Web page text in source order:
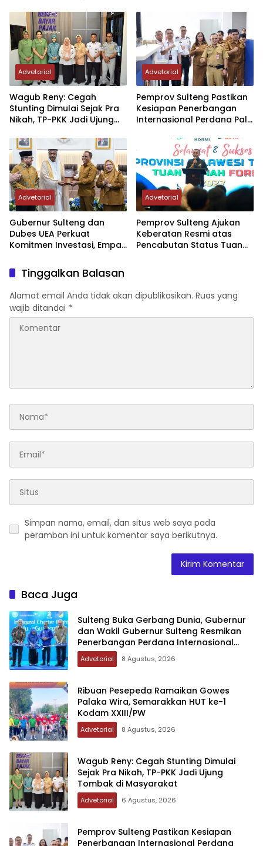
Perdana Internasional
Palu-Guangzhou
Advetorial
Wagub Reny: Cegah
Stunting Dimulai Sejak Pra
Nikah, TP-PKK Jadi Ujung
Advetorial
Pemprov Sulteng Pastikan
Kesiapan Penerbangan
Internasional Perdana Palu
Advetorial
Gubernur Sulteng dan
Dubes UEA Perkuat
Komitmen Investasi, Empat
Advetorial
Pemprov Sulteng Ajukan
Keberatan Resmi atas
Pencabutan Status Tuan
Tinggalkan Balasan
Alamat email Anda tidak akan dipublikasikan. Ruas yang
wajib ditandai *
Simpan nama, email, dan situs web saya pada
peramban ini untuk komentar saya berikutnya.
Baca Juga
Sulteng Buka Gerbang Dunia, Gubernur
dan Wakil Gubernur Sulteng Resmikan
Penerbangan Perdana Internasional
Palu-Guangzhou
Advetorial 8 Agustus, 2026
Ribuan Pesepeda Ramaikan Gowes
Palaka Wira, Semarakkan HUT ke-1
Kodam XXIII/PW
Advetorial 8 Agustus, 2026
Wagub Reny: Cegah Stunting Dimulai
Sejak Pra Nikah, TP-PKK Jadi Ujung
Tombak di Masyarakat
Advetorial 6 Agustus, 2026
Pemprov Sulteng Pastikan Kesiapan
Penerbangan Internasional Perdana